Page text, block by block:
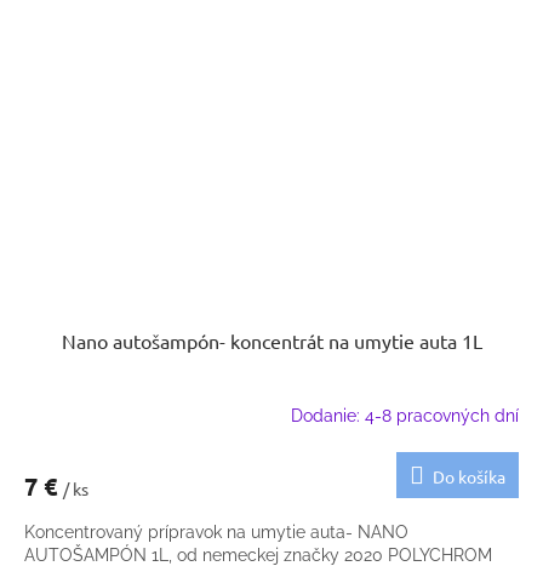
Nano autošampón- koncentrát na umytie auta 1L
Dodanie: 4-8 pracovných dní
7 € / ks
Do košíka
Koncentrovaný prípravok na umytie auta- NANO
AUTOŠAMPÓN 1L, od nemeckej značky 2020 POLYCHROM